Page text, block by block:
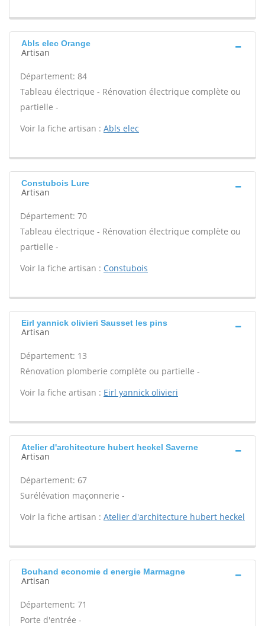
Abls elec Orange
Artisan
Département: 84
Tableau électrique - Rénovation électrique complète ou
partielle -
Voir la fiche artisan : Abls elec
Constubois Lure
Artisan
Département: 70
Tableau électrique - Rénovation électrique complète ou
partielle -
Voir la fiche artisan : Constubois
Eirl yannick olivieri Sausset les pins
Artisan
Département: 13
Rénovation plomberie complète ou partielle -
Voir la fiche artisan : Eirl yannick olivieri
Atelier d'architecture hubert heckel Saverne
Artisan
Département: 67
Surélévation maçonnerie -
Voir la fiche artisan : Atelier d'architecture hubert heckel
Bouhand economie d energie Marmagne
Artisan
Département: 71
Porte d'entrée -